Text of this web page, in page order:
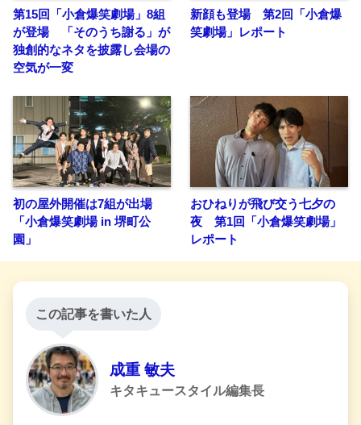
第15回「小倉爆笑劇場」8組
が登場 「そのうち謝る」が
独創的なネタを披露し会場の
空気が一変
新顔も登場 第2回「小倉爆
笑劇場」レポート
初の屋外開催は7組が出場
「小倉爆笑劇場 in 堺町公
園」
おひねりが飛び交う七夕の
夜 第1回「小倉爆笑劇場」
レポート
この記事を書いた人
成重 敏夫
キタキュースタイル編集長